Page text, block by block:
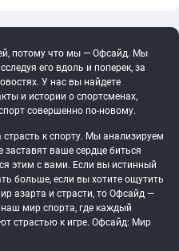
потому что мы — Офсайд. Мы
его вдоль и поперек, за
У нас вы найдете
и истории о спортсменах,
совершенно по-новому.
к спорту. Мы анализируем
ваше сердце биться
этим с вами. Если вы истинный
больше, если вы хотите ощутить
азарта и страсти, то Офсайд —
мир спорта, где каждый
страстью к игре. Офсайд: Мир